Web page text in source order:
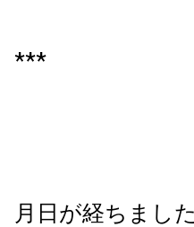
***
月日が経ちまし